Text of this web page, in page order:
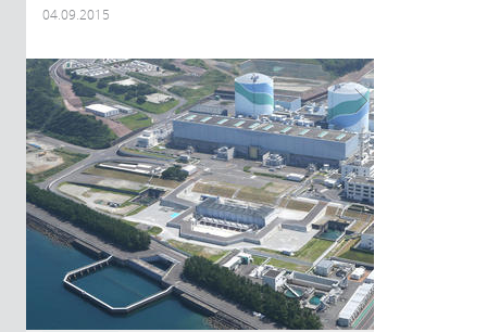
04.09.2015